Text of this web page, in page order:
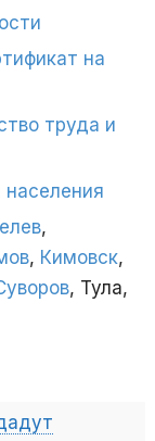
на
труда и
,
, Кимовск,
, Тула,